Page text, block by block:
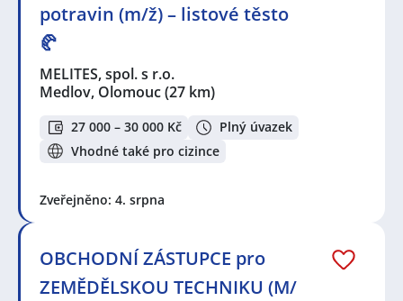
potravin (m/ž) – listové těsto
🥐
MELITES, spol. s r.o.
Medlov, Olomouc(27 km)
27 000 – 30 000 Kč
Plný úvazek
Vhodné také pro cizince
Zveřejněno: 4. srpna
OBCHODNÍ ZÁSTUPCE pro
ZEMĚDĚLSKOU TECHNIKU (M/